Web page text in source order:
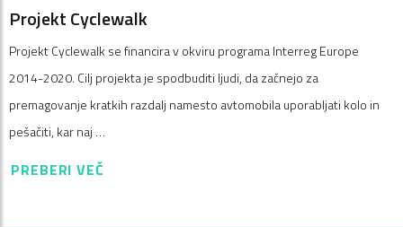
Projekt Cyclewalk
Projekt Cyclewalk se financira v okviru programa Interreg Europe
2014-2020. Cilj projekta je spodbuditi ljudi, da začnejo za
premagovanje kratkih razdalj namesto avtomobila uporabljati kolo in
pešačiti, kar naj …
PREBERI VEČ